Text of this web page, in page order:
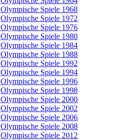
Olympische Spiele 1968
Olympische Spiele 1972
Olympische Spiele 1976
Olympische Spiele 1980
Olympische Spiele 1984
Olympische Spiele 1988
Olympische Spiele 1992
Olympische Spiele 1994
Olympische Spiele 1996
Olympische Spiele 1998
Olympische Spiele 2000
Olympische Spiele 2002
Olympische Spiele 2006
Olympische Spiele 2008
Olympische Spiele 2012